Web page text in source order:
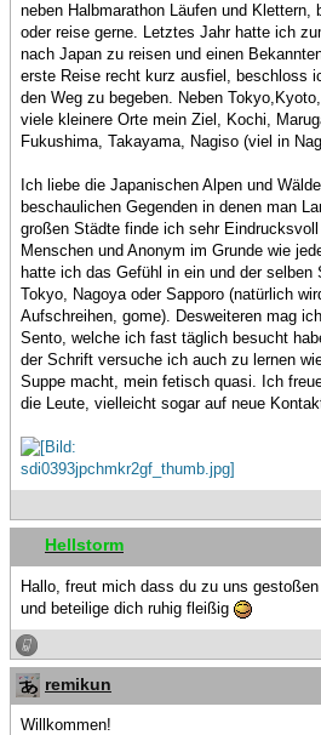
neben Halbmarathon Läufen und Klettern,
oder reise gerne. Letztes Jahr hatte ich
nach Japan zu reisen und einen
erste Reise recht kurz ausfiel, beschloss
den Weg zu begeben. Neben
viele kleinere Orte mein Ziel, Kochi,
Fukushima, Takayama, Nagiso (viel in
Ich liebe die Japanischen Alpen und
beschaulichen Gegenden in denen man
großen Städte finde ich sehr
Menschen und Anonym im Grunde wie
hatte ich das Gefühl in ein und der
Tokyo, Nagoya oder Sapporo (natürlich
Aufschreihen, gome). Desweiteren mag
Sento, welche ich fast täglich besucht
der Schrift versuche ich auch zu lernen
Suppe macht, mein fetisch quasi. Ich
die Leute, vielleicht sogar auf neue
Hellstorm
Hallo, freut mich dass du zu uns
und beteilige dich ruhig fleißig
remikun
Willkommen!